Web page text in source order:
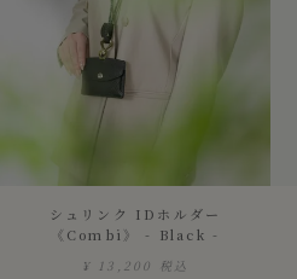
シュリンク IDホルダー
《Combi》 - Black -
¥ 13,200 税込